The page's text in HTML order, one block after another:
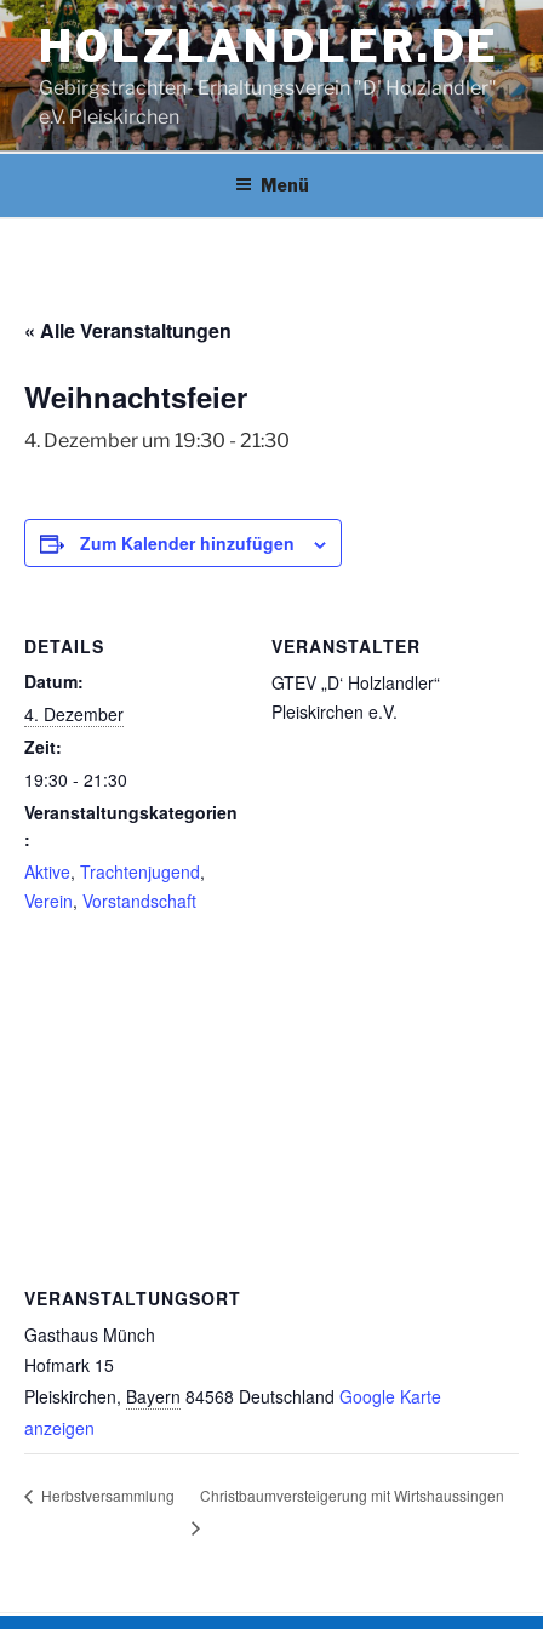
Zum
Inhalt
springenHOLZLANDLER.DE
Gebirgstrachten- Erhaltungsverein "D' Holzlandler"
e.V. Pleiskirchen
Menü
« Alle Veranstaltungen
Weihnachtsfeier
4. Dezember um 19:30 - 21:30
Zum Kalender hinzufügen
DETAILS
Datum:
4. Dezember
Zeit:
19:30 - 21:30
Veranstaltungskategorien
:
Aktive, Trachtenjugend,
Verein, Vorstandschaft
VERANSTALTER
GTEV „D‘ Holzlandler“
Pleiskirchen e.V.
VERANSTALTUNGSORT
Gasthaus Münch
Hofmark 15
Pleiskirchen, Bayern 84568 Deutschland Google Karte
anzeigen
Herbstversammlung Christbaumversteigerung mit Wirtshaussingen